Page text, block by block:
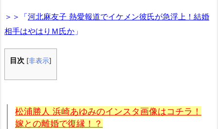
＞＞「河北麻友子 熱愛報道でイケメン彼氏が急浮上！結婚
相手はやはりＭ氏か 」
目次 [非表示]
松浦勝人 浜崎あゆみのインスタ画像はコチラ！
嫁との離婚で復縁！？